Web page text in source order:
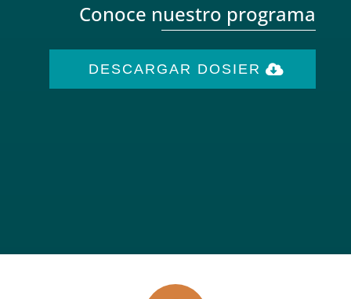
Conoce nuestro programa
DESCARGAR DOSIER